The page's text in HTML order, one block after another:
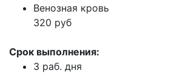
Венозная кровь
320 руб
Срок выполнения:
3 раб. дня